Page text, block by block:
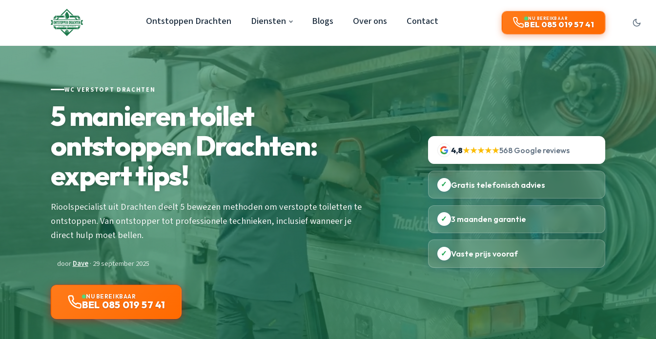
Ontstoppen Drachten Diensten Blogs Over ons Contact NU BEREIKBAAR
BEL 085 019 57 41
WC VERSTOPT DRACHTEN
5 manieren toilet
ontstoppen Drachten:
expert tips!
Rioolspecialist uit Drachten deelt 5 bewezen methoden om verstopte toiletten te
ontstoppen. Van ontstopper tot professionele technieken, inclusief wanneer je
direct hulp moet bellen.
doorDave· 29 september 2025
NU BEREIKBAAR
BEL 085 019 57 41
4,8★★★★★568 Google reviews
✓ Gratis telefonisch advies
✓ 3 maanden garantie
✓ Vaste prijs vooraf